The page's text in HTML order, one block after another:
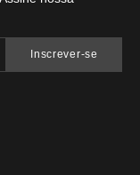
Inscrever-se